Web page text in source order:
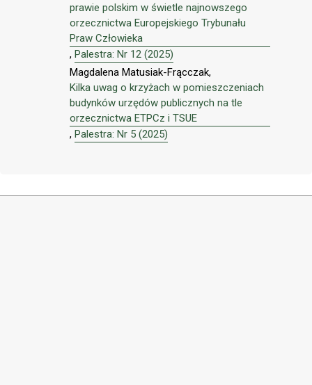
prawie polskim w świetle najnowszego
orzecznictwa Europejskiego Trybunału
Praw Człowieka
, Palestra: Nr 12 (2025)
Magdalena Matusiak-Frącczak,
Kilka uwag o krzyżach w pomieszczeniach
budynków urzędów publicznych na tle
orzecznictwa ETPCz i TSUE
, Palestra: Nr 5 (2025)